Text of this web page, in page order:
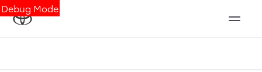
Debug Mode